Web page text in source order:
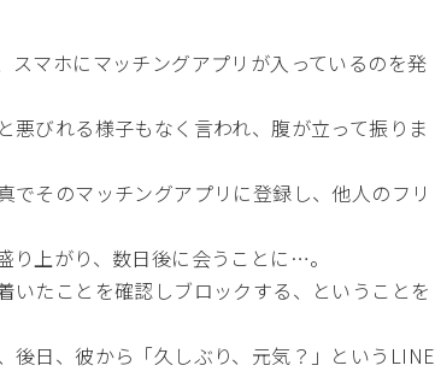
スマホにマッチングアプリが入っているのを発
悪びれる様子もなく言われ、腹が立って振りま
そのマッチングアプリに登録し、他人のフリ
り上がり、数日後に会うことに…。
いたことを確認しブロックする、ということを
後日、彼から「久しぶり、元気？」というLINE